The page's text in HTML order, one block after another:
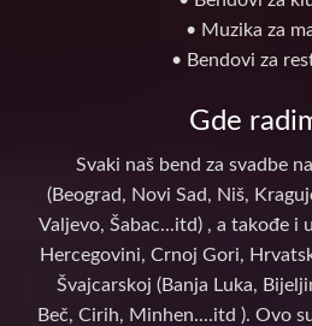
• Muzika za
• Bendovi za
Gde
Svaki naš bend za svadbe
(Beograd, Novi Sad, Niš,
Valjevo, Šabac...itd) , a takođe i
Hercegovini, Crnoj Gori,
Švajcarskoj (Banja Luka,
Beč, Cirih, Minhen....itd ). Ovo